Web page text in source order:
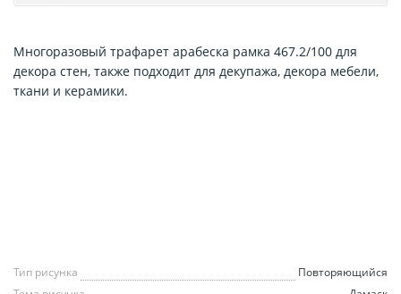
Многоразовый трафарет арабеска рамка 467.2/100 для
декора стен, также подходит для декупажа, декора мебели,
ткани и керамики.
Тип рисунка
Повторяющийся